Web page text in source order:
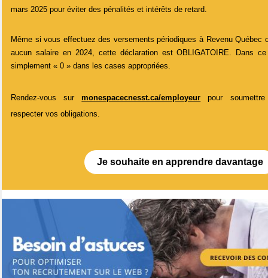
mars 2025 pour éviter des pénalités et intérêts de retard.
Même si vous effectuez des versements périodiques à Revenu Québec
aucun salaire en 2024, cette déclaration est OBLIGATOIRE. Dans
simplement « 0 » dans les cases appropriées.
Rendez-vous surmonespacecnesst.ca/employeur pour
respecter vos obligations.
Je souhaite en apprendre davantage